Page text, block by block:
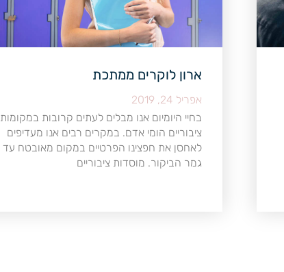
ארון לוקרים ממתכת
אפריל 24, 2019
בחיי היומיום אנו מבלים לעתים קרובות במקומות
ציבוריים הומי אדם. במקרים רבים אנו מעדיפים
לאחסן את חפצינו הפרטיים במקום מאובטח עד
גמר הביקור. מוסדות ציבוריים